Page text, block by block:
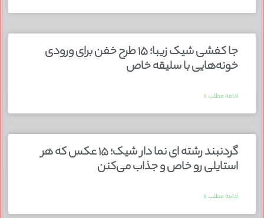
جا کفشی شیک زیبا؛ ۱۵ طرح خفن برای ورودی
خونه‌هایی با سلیقه خاص
ادامه مطلب »
گردنبند رشته ای نما دار شیک؛ ۱۵ عکس که هر
استایلی رو خاص و جذاب می‌کنن
ادامه مطلب »